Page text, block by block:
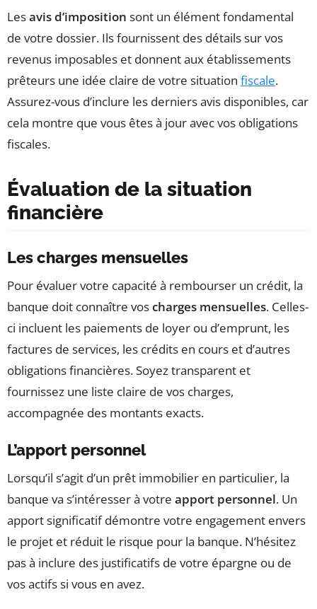
Lesavis d’imposition sont un élément fondamental
de votre dossier. Ils fournissent des détails sur vos
revenus imposables et donnent aux établissements
prêteurs une idée claire de votre situation fiscale.
Assurez-vous d’inclure les derniers avis disponibles, car
cela montre que vous êtes à jour avec vos obligations
fiscales.
Évaluation de la situation
financière
Les charges mensuelles
Pour évaluer votre capacité à rembourser un crédit, la
banque doit connaître voscharges mensuelles. Celles-
ci incluent les paiements de loyer ou d’emprunt, les
factures de services, les crédits en cours et d’autres
obligations financières. Soyez transparent et
fournissez une liste claire de vos charges,
accompagnée des montants exacts.
L’apport personnel
Lorsqu’il s’agit d’un prêt immobilier en particulier, la
banque va s’intéresser à votre apport personnel. Un
apport significatif démontre votre engagement envers
le projet et réduit le risque pour la banque. N’hésitez
pas à inclure des justificatifs de votre épargne ou de
vos actifs si vous en avez.